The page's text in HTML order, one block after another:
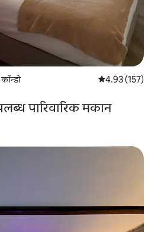
औसत रेटिंग 5 में से
4.93 (157)
पारिवारिक मकान